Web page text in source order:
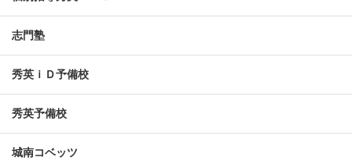
志門塾
秀英ｉＤ予備校
秀英予備校
城南コベッツ